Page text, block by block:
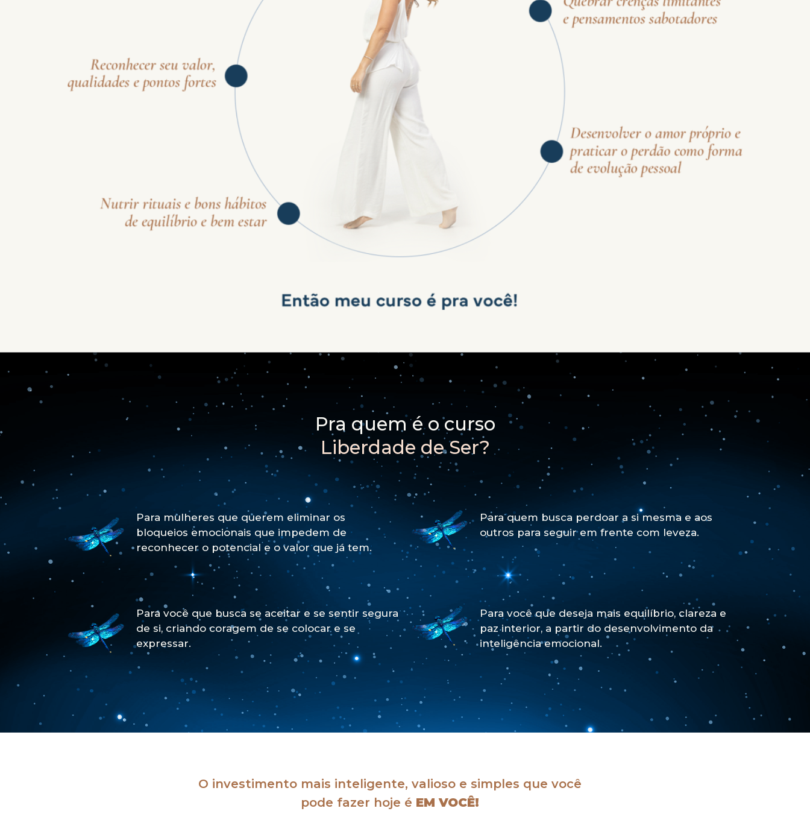
Pra quem é o curso
Liberdade de Ser?
Para mulheres que querem eliminar os
bloqueios emocionais que impedem de
reconhecer o potencial e o valor que já tem.
Para quem busca perdoar a si mesma e aos
outros para seguir em frente com leveza.
Para você que busca se aceitar e se sentir segura
de si, criando coragem de se colocar e se
expressar.
Para você que deseja mais equilíbrio, clareza e
paz interior, a partir do desenvolvimento da
inteligência emocional.
O investimento mais inteligente, valioso e simples que você
pode fazer hoje é EM VOCÊ!